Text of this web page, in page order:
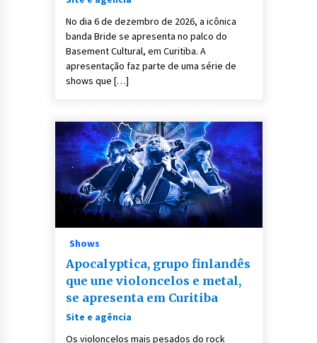
No dia 6 de dezembro de 2026, a icônica
banda Bride se apresenta no palco do
Basement Cultural, em Curitiba. A
apresentação faz parte de uma série de
shows que […]
Shows
Apocalyptica, grupo finlandês
que une violoncelos e metal,
se apresenta em Curitiba
Site e agência
Os violoncelos mais pesados do rock